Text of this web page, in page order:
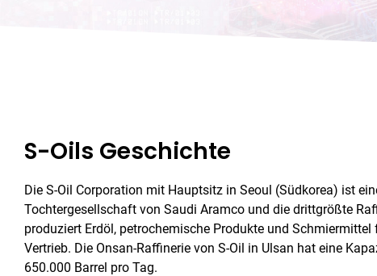
S-Oils Geschichte
Die S-Oil Corporation mit Hauptsitz in Seoul (Südkorea) ist
Tochtergesellschaft von Saudi Aramco und die drittgrößte
produziert Erdöl, petrochemische Produkte und Schmiermittel
Vertrieb. Die Onsan-Raffinerie von S-Oil in Ulsan hat eine
650.000 Barrel pro Tag.